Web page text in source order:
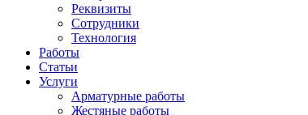
Реквизиты
Сотрудники
Технология
Работы
Статьи
Услуги
Арматурные работы
Жестяные работы